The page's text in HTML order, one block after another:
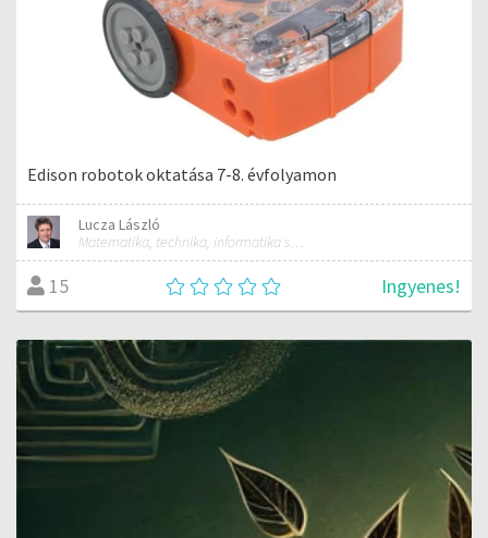
Edison robotok oktatása 7-8. évfolyamon
Lucza László
Matematika, technika, informatika szakos általános iskolai tanár; mentorpedagógus, mestertanár
15 Ingyenes!